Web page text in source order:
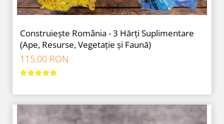
Construiește România - 3 Hărți Suplimentare
(Ape, Resurse, Vegetație și Faună)
115,00 RON